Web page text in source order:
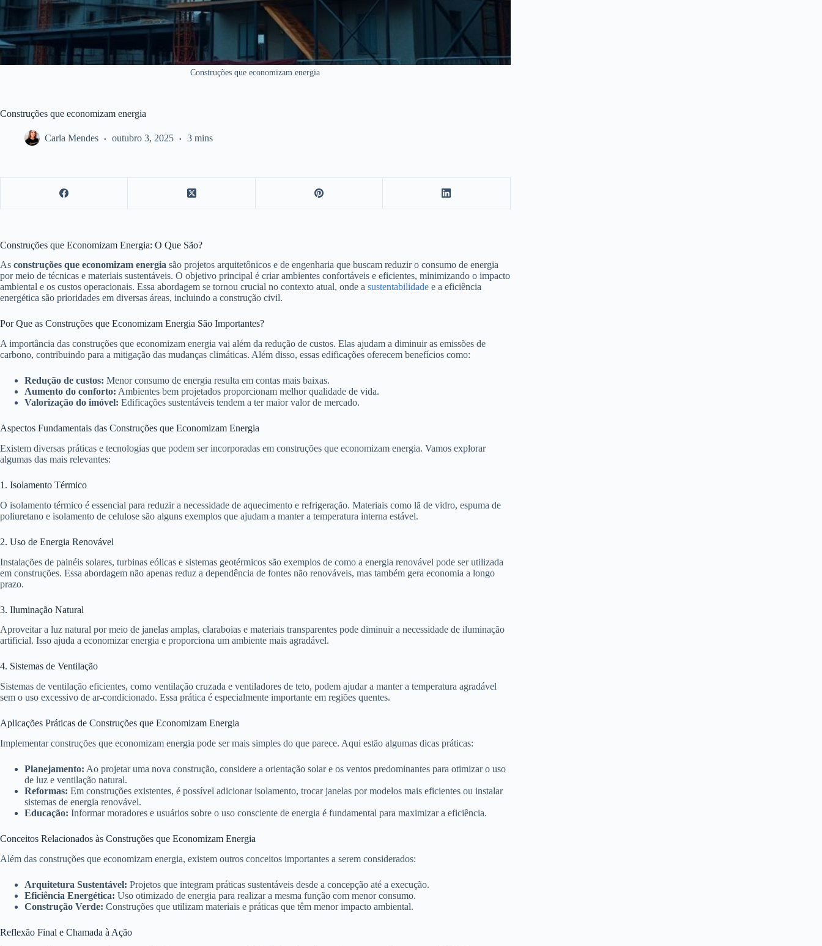
Construções que economizam energia
Construções que economizam energia
Carla Mendes outubro 3, 2025 3 mins
Construções que Economizam Energia: O Que São?
As construções que economizam energia são projetos arquitetônicos e de engenharia que buscam reduzir o consumo de energia
por meio de técnicas e materiais sustentáveis. O objetivo principal é criar ambientes confortáveis e eficientes, minimizando o impacto
ambiental e os custos operacionais. Essa abordagem se tornou crucial no contexto atual, onde a sustentabilidade e a eficiência
energética são prioridades em diversas áreas, incluindo a construção civil.
Por Que as Construções que Economizam Energia São Importantes?
A importância das construções que economizam energia vai além da redução de custos. Elas ajudam a diminuir as emissões de
carbono, contribuindo para a mitigação das mudanças climáticas. Além disso, essas edificações oferecem benefícios como:
Redução de custos: Menor consumo de energia resulta em contas mais baixas.
Aumento do conforto: Ambientes bem projetados proporcionam melhor qualidade de vida.
Valorização do imóvel: Edificações sustentáveis tendem a ter maior valor de mercado.
Aspectos Fundamentais das Construções que Economizam Energia
Existem diversas práticas e tecnologias que podem ser incorporadas em construções que economizam energia. Vamos explorar
algumas das mais relevantes:
1. Isolamento Térmico
O isolamento térmico é essencial para reduzir a necessidade de aquecimento e refrigeração. Materiais como lã de vidro, espuma de
poliuretano e isolamento de celulose são alguns exemplos que ajudam a manter a temperatura interna estável.
2. Uso de Energia Renovável
Instalações de painéis solares, turbinas eólicas e sistemas geotérmicos são exemplos de como a energia renovável pode ser utilizada
em construções. Essa abordagem não apenas reduz a dependência de fontes não renováveis, mas também gera economia a longo
prazo.
3. Iluminação Natural
Aproveitar a luz natural por meio de janelas amplas, claraboias e materiais transparentes pode diminuir a necessidade de iluminação
artificial. Isso ajuda a economizar energia e proporciona um ambiente mais agradável.
4. Sistemas de Ventilação
Sistemas de ventilação eficientes, como ventilação cruzada e ventiladores de teto, podem ajudar a manter a temperatura agradável
sem o uso excessivo de ar-condicionado. Essa prática é especialmente importante em regiões quentes.
Aplicações Práticas de Construções que Economizam Energia
Implementar construções que economizam energia pode ser mais simples do que parece. Aqui estão algumas dicas práticas:
Planejamento: Ao projetar uma nova construção, considere a orientação solar e os ventos predominantes para otimizar o uso
de luz e ventilação natural.
Reformas: Em construções existentes, é possível adicionar isolamento, trocar janelas por modelos mais eficientes ou instalar
sistemas de energia renovável.
Educação: Informar moradores e usuários sobre o uso consciente de energia é fundamental para maximizar a eficiência.
Conceitos Relacionados às Construções que Economizam Energia
Além das construções que economizam energia, existem outros conceitos importantes a serem considerados:
Arquitetura Sustentável: Projetos que integram práticas sustentáveis desde a concepção até a execução.
Eficiência Energética: Uso otimizado de energia para realizar a mesma função com menor consumo.
Construção Verde: Construções que utilizam materiais e práticas que têm menor impacto ambiental.
Reflexão Final e Chamada à Ação